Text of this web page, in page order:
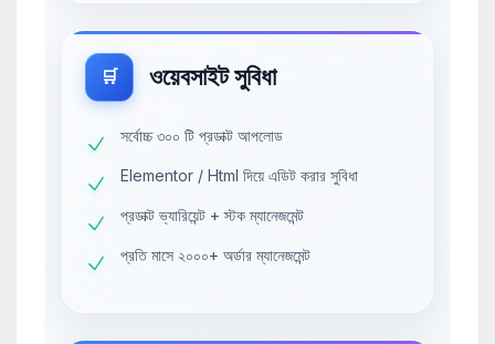
🛒 ওয়েবসাইট সুবিধা
সর্বোচ্চ ৩০০ টি প্রডাক্ট আপলোড
Elementor / Html দিয়ে এডিট করার সুবিধা
প্রডাক্ট ভ্যারিয়েন্ট + স্টক ম্যানেজমেন্ট
প্রতি মাসে ২০০০+ অর্ডার ম্যানেজমেন্ট